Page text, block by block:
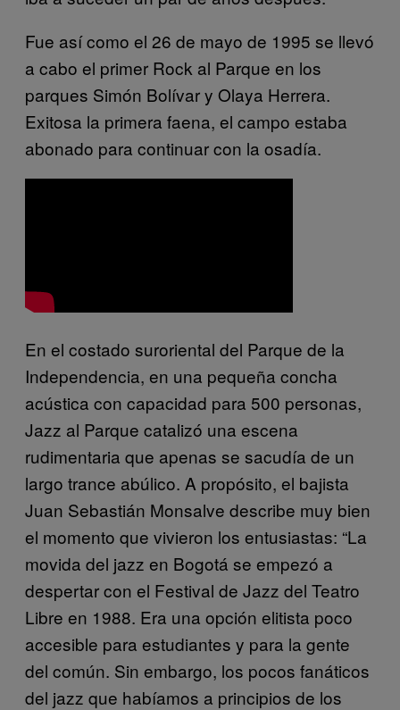
Fue así como el 26 de mayo de 1995 se llevó
a cabo el primer Rock al Parque en los
parques Simón Bolívar y Olaya Herrera.
Exitosa la primera faena, el campo estaba
abonado para continuar con la osadía.
En el costado suroriental del Parque de la
Independencia, en una pequeña concha
acústica con capacidad para 500 personas,
Jazz al Parque catalizó una escena
rudimentaria que apenas se sacudía de un
largo trance abúlico. A propósito, el bajista
Juan Sebastián Monsalve describe muy bien
el momento que vivieron los entusiastas: “La
movida del jazz en Bogotá se empezó a
despertar con el Festival de Jazz del Teatro
Libre en 1988. Era una opción elitista poco
accesible para estudiantes y para la gente
del común. Sin embargo, los pocos fanáticos
del jazz que habíamos a principios de los